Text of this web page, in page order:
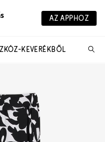
AZ APPHOZ
KEVERÉKBŐL